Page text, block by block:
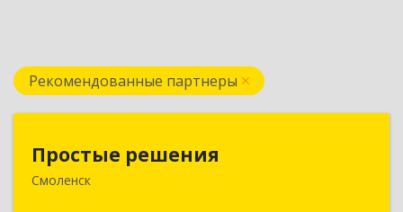
Рекомендованные партнеры
Простые решения
Смоленск
214015, Смоленская обл, Смоленск г, Большая